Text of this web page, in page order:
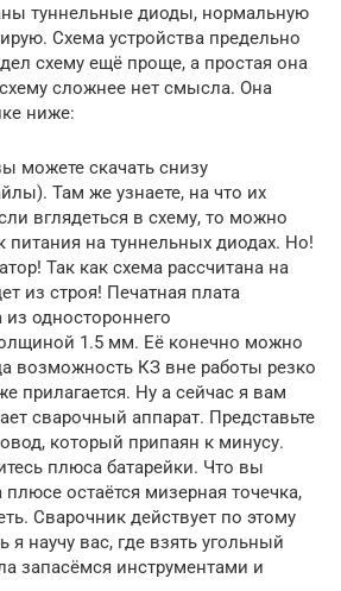
туннельные диоды, нормальную
Схема устройства предельно
схему ещё проще, а простая она
сложнее нет смысла. Она
ниже:
можете скачать снизу
Там же узнаете, на что их
вглядеться в схему, то можно
питания на туннельных диодах. Но!
Так как схема рассчитана на
из строя! Печатная плата
из одностороннего
1.5 мм. Её конечно можно
возможность КЗ вне работы резко
прилагается. Ну а сейчас я вам
сварочный аппарат. Представьте
который припаян к минусу.
плюса батарейки. Что вы
остаётся мизерная точечка,
Сварочник действует по этому
я научу вас, где взять угольный
запасёмся инструментами и